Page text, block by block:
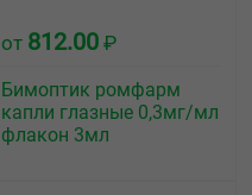
от 812.00 ₽
Бимоптик ромфарм
капли глазные 0,3мг/мл
флакон 3мл